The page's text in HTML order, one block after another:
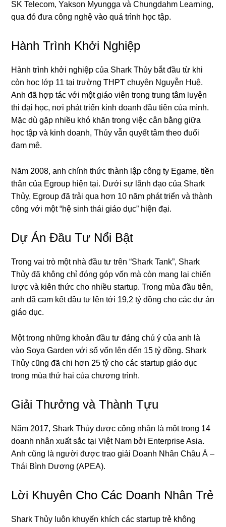
SK Telecom, Yakson Myungga và Chungdahm Learning,
qua đó đưa công nghệ vào quá trình học tập.
Hành Trình Khởi Nghiệp
Hành trình khởi nghiệp của Shark Thủy bắt đầu từ khi
còn học lớp 11 tại trường THPT chuyên Nguyễn Huệ.
Anh đã hợp tác với một giáo viên trong trung tâm luyện
thi đại học, nơi phát triển kinh doanh đầu tiên của mình.
Mặc dù gặp nhiều khó khăn trong việc cân bằng giữa
học tập và kinh doanh, Thủy vẫn quyết tâm theo đuổi
đam mê.
Năm 2008, anh chính thức thành lập công ty Egame, tiền
thân của Egroup hiện tại. Dưới sự lãnh đạo của Shark
Thủy, Egroup đã trải qua hơn 10 năm phát triển và thành
công với một “hệ sinh thái giáo dục” hiện đại.
Dự Án Đầu Tư Nổi Bật
Trong vai trò một nhà đầu tư trên “Shark Tank”, Shark
Thủy đã không chỉ đóng góp vốn mà còn mang lại chiến
lược và kiên thức cho nhiều startup. Trong mùa đầu tiên,
anh đã cam kết đầu tư lên tới 19,2 tỷ đồng cho các dự án
giáo dục.
Một trong những khoản đầu tư đáng chú ý của anh là
vào Soya Garden với số vốn lên đến 15 tỷ đồng. Shark
Thủy cũng đã chi hơn 25 tỷ cho các startup giáo dục
trong mùa thứ hai của chương trình.
Giải Thưởng và Thành Tựu
Năm 2017, Shark Thủy được công nhận là một trong 14
doanh nhân xuất sắc tại Việt Nam bởi Enterprise Asia.
Anh cũng là người được trao giải Doanh Nhân Châu Á –
Thái Bình Dương (APEA).
Lời Khuyên Cho Các Doanh Nhân Trẻ
Shark Thủy luôn khuyến khích các startup trẻ không